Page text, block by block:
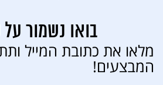
בואו נשמור
מלאו את כתובת המייל
המבצעים!